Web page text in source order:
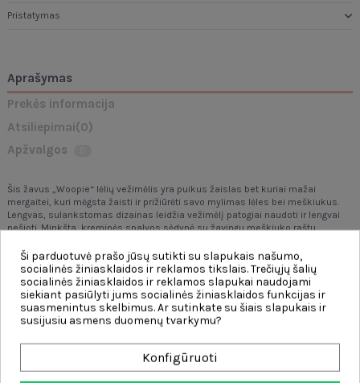
Pristatymas
Aprašymas
Prekės informacija
Atsiliepimai(0)
Apžvalgos
Šis žavus „Woopie“ lėlių vežimėlis yra puikus žaislas bet kuriai mažai
mergaitei, kuri mėgsta žaisti ir prižiūrėti savo mylimas lėles bei meškiukus.
Lengvas, sulankstomas dizainas leidžia vežimėlį patogiai naudoti ir lengvai
nešioti. Minkšta, kreminės spalvos sėdynė su žavingu meškiuko raštu
tiek lauko veiklai. Tai puikus būdas lavinti vaiko empatiją, vaizduotę ir
rūpesčio įgūdžius.
Savybės:
- Lengva ir stabili konstrukcija – lengva sulankstyti ir nešti
- Ratukai užtikrina sklandų važiavimą įvairiais paviršiais
- Minkšta sėdynė su kreminės spalvos apmušalais ir meškiuko raštu
Ši parduotuvė prašo jūsų sutikti su slapukais našumo,
socialinės žiniasklaidos ir reklamos tikslais. Trečiųjų šalių
socialinės žiniasklaidos ir reklamos slapukai naudojami
siekiant pasiūlyti jums socialinės žiniasklaidos funkcijas ir
suasmenintus skelbimus. Ar sutinkate su šiais slapukais ir
susijusiu asmens duomenų tvarkymu?
Konfigūruoti